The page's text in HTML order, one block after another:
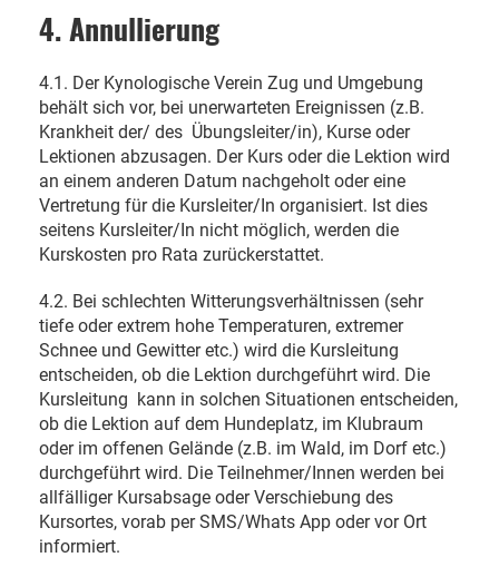
4. Annullierung
4.1. Der Kynologische Verein Zug und Umgebung
behält sich vor, bei unerwarteten Ereignissen (z.B.
Krankheit der/ des Übungsleiter/in), Kurse oder
Lektionen abzusagen. Der Kurs oder die Lektion wird
an einem anderen Datum nachgeholt oder eine
Vertretung für die Kursleiter/In organisiert. Ist dies
seitens Kursleiter/In nicht möglich, werden die
Kurskosten pro Rata zurückerstattet.
4.2. Bei schlechten Witterungsverhältnissen (sehr
tiefe oder extrem hohe Temperaturen, extremer
Schnee und Gewitter etc.) wird die Kursleitung
entscheiden, ob die Lektion durchgeführt wird. Die
Kursleitung kann in solchen Situationen entscheiden,
ob die Lektion auf dem Hundeplatz, im Klubraum
oder im offenen Gelände (z.B. im Wald, im Dorf etc.)
durchgeführt wird. Die Teilnehmer/Innen werden bei
allfälliger Kursabsage oder Verschiebung des
Kursortes, vorab per SMS/Whats App oder vor Ort
informiert.